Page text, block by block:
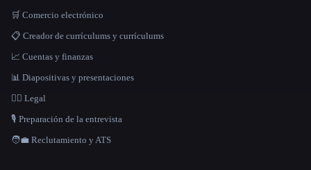
🛒 Comercio electrónico
📋 Creador de currículums y currículums
📈 Cuentas y finanzas
📊 Diapositivas y presentaciones
👩‍⚖️ Legal
🎙️ Preparación de la entrevista
🧑‍💼 Reclutamiento y ATS